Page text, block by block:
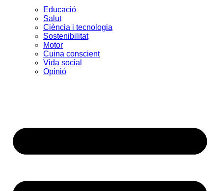
Educació
Salut
Ciència i tecnologia
Sostenibilitat
Motor
Cuina conscient
Vida social
Opinió